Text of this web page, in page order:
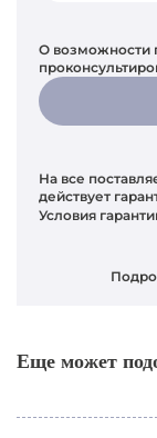
О возможности
На все
действует
Условия
Еще может